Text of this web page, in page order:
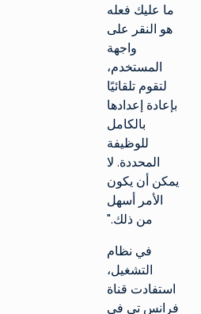
ما عليك فعله
هو النقر على
واجهة
المستخدم،
لتقوم تلقائيًا
بإعادة إعدادها
بالكامل
للوظيفة
المحددة. لا
يمكن أن يكون
الأمر أسهل
من ذلك."
في نظام
التشغيل،
استفادت قناة
فرانس تي في